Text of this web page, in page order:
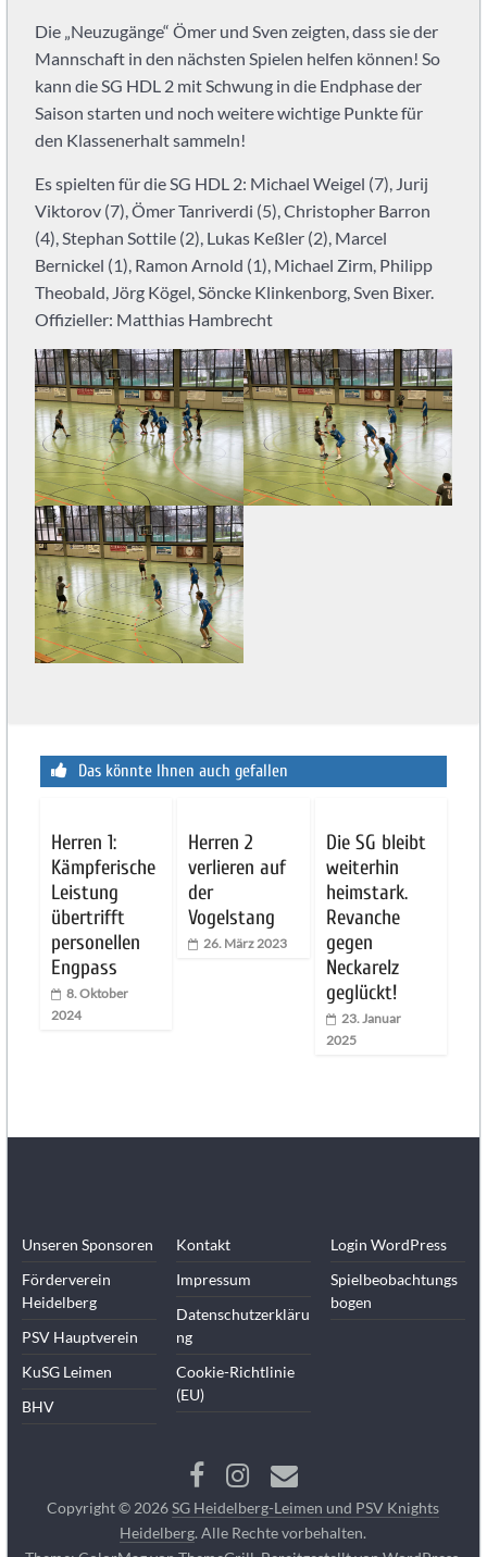
dem
Studium
einen
Verein?
Wir
als
Spielgemeinschaft
der
SG
Heidelberg-
Leimen.
Die „Neuzugänge“ Ömer und Sven zeigten, dass sie der
Mannschaft in den nächsten Spielen helfen können! So
kann die SG HDL 2 mit Schwung in die Endphase der
Saison starten und noch weitere wichtige Punkte für
den Klassenerhalt sammeln!
Es spielten für die SG HDL 2: Michael Weigel (7), Jurij
Viktorov (7), Ömer Tanriverdi (5), Christopher Barron
(4), Stephan Sottile (2), Lukas Keßler (2), Marcel
Bernickel (1), Ramon Arnold (1), Michael Zirm, Philipp
Theobald, Jörg Kögel, Söncke Klinkenborg, Sven Bixer.
Offizieller: Matthias Hambrecht
Das könnte Ihnen auch gefallen
Herren 1:
Kämpferische
Leistung
übertrifft
personellen
Engpass
8. Oktober
2024
Herren 2
verlieren auf
der
Vogelstang
26. März 2023
Die SG bleibt
weiterhin
heimstark.
Revanche
gegen
Neckarelz
geglückt!
23. Januar
2025
Unseren Sponsoren
Förderverein
Heidelberg
PSV Hauptverein
KuSG Leimen
BHV
Kontakt
Impressum
Datenschutzerkläru
ng
Cookie-Richtlinie
(EU)
Login WordPress
Spielbeobachtungs
bogen
Copyright © 2026SG Heidelberg-Leimen und PSV Knights
Heidelberg. Alle Rechte vorbehalten.